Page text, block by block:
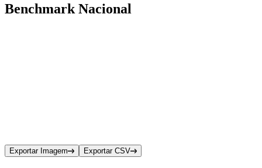
Benchmark Nacional
Exportar Imagem Exportar CSV